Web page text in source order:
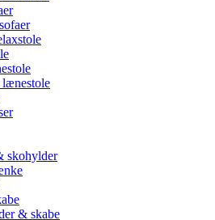
skohylder
& skabe